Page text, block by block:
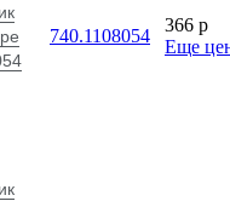
740.1108054
366 p
Еще